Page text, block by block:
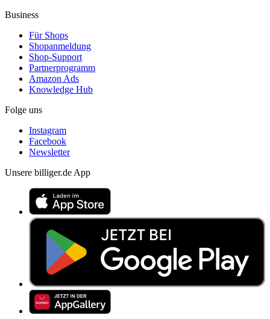
Business
Für Shops
Shopanmeldung
Shop-Support
Partnerprogramm
Amazon Ads
Knowledge Hub
Folge uns
Instagram
Facebook
Newsletter
Unsere billiger.de App